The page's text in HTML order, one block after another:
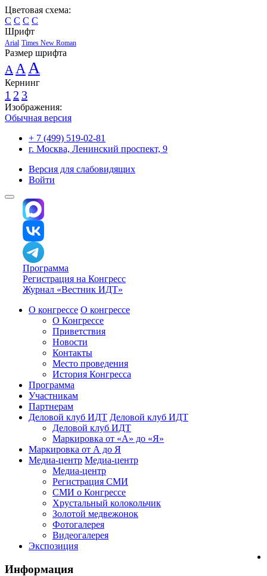
Цветовая схема:
C C C C
Шрифт
Arial Times New Roman
Размер шрифта
A A A
Кернинг
1 2 3
Изображения:
Обычная версия
+ 7 (499) 519-02-81
г. Москва, Ленинский проспект, 9
Версия для слабовидящих
Войти
Программа
Регистрация на Конгресс
Журнал «Вестник ИДТ»
О конгрессе О конгрессе
О Конгрессе
Приветствия
Новости
Контакты
Место проведения
История Конгресса
Программа
Участникам
Партнерам
Деловой клуб ИДТ Деловой клуб ИДТ
Деловой клуб ИДТ
Маркировка от «А» до «Я»
Маркировка от А до Я
Медиа-центр Медиа-центр
Медиа-центр
Регистрация СМИ
СМИ о Конгрессе
Хрустальный колокольчик
Золотой медвежонок
Фотогалерея
Видеогалерея
Экспозиция
Информация